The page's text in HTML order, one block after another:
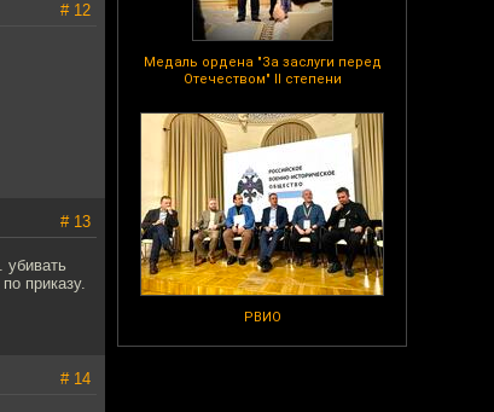
Медаль ордена "За заслуги перед
Отечеством" II степени
РВИО
# 12
# 13
убивать
приказу.
# 14